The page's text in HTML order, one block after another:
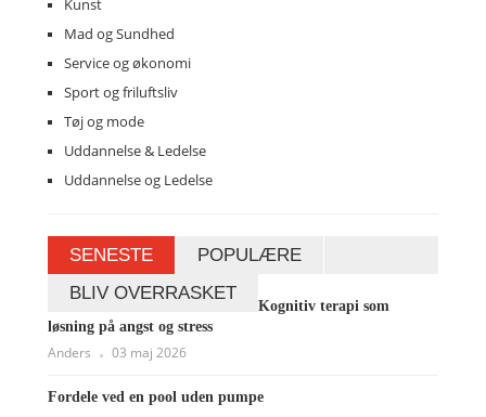
Kunst
Mad og Sundhed
Service og økonomi
Sport og friluftsliv
Tøj og mode
Uddannelse & Ledelse
Uddannelse og Ledelse
SENESTE
POPULÆRE
BLIV OVERRASKET
Kognitiv terapi som
løsning på angst og stress
Anders 03 maj 2026
Fordele ved en pool uden pumpe